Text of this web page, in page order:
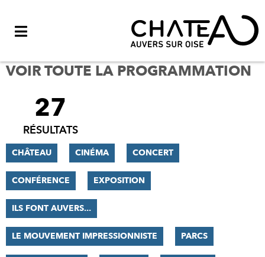
VOIR TOUTE LA PROGRAMMATION
FILTRER
RÉSULTATS
27
RÉSULTATS
CHÂTEAU CINÉMA CONCERT
CONFÉRENCE EXPOSITION
ILS FONT AUVERS...
LE MOUVEMENT IMPRESSIONNISTE PARCS